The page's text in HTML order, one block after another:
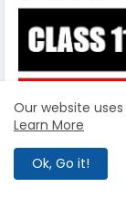
Our website
Learn More
Ok, Go it!